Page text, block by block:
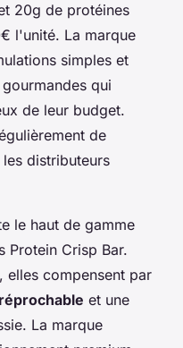
20g de protéines
l'unité. La marque
simples et
qui
de leur budget.
de
distributeurs
le haut de gamme
Protein Crisp Bar.
elles compensent par
et une
La marque